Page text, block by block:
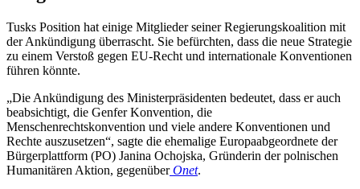
Tusks Position hat einige Mitglieder seiner Regierungskoalition mit
der Ankündigung überrascht. Sie befürchten, dass die neue Strategie
zu einem Verstoß gegen EU-Recht und internationale Konventionen
führen könnte.
„Die Ankündigung des Ministerpräsidenten bedeutet, dass er auch
beabsichtigt, die Genfer Konvention, die
Menschenrechtskonvention und viele andere Konventionen und
Rechte auszusetzen“, sagte die ehemalige Europaabgeordnete der
Bürgerplattform (PO) Janina Ochojska, Gründerin der polnischen
Humanitären Aktion, gegenüber Onet.